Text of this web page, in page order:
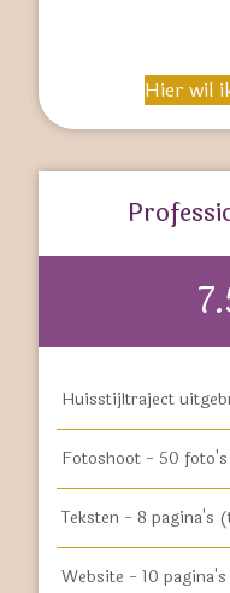
Hier wil
Huisstijltraject
Fotoshoot - 50
Teksten - 8 pagina's
Website - 10